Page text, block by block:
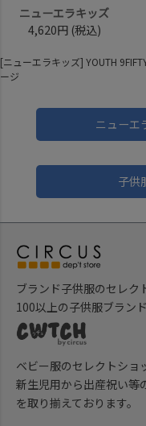
ニューエラキッズ
4,620円 (税込)
[ニューエラキッズ] YOUTH
ージ
ニューエ
子供
ブランド子供服のセレク
100以上の子供服ブラン
ベビー服のセレクトショ
新生児用から出産祝い等
を取り揃えております。